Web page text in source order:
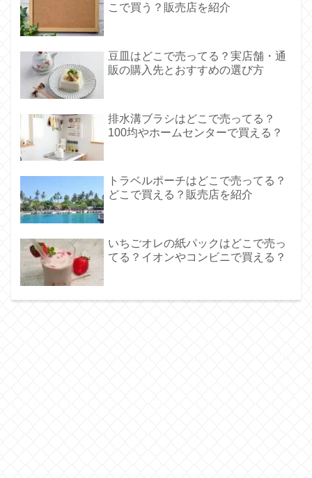
こで買う？販売店を紹介
豆皿はどこで売ってる？実店舗・通
販の購入先とおすすめの選び方
排水溝ブラシはどこで売ってる？
100均やホームセンターで買える？
トラベルポーチはどこで売ってる？
どこで買える？販売店を紹介
いちごオレの紙パックはどこで売っ
てる？イオンやコンビニで買える？